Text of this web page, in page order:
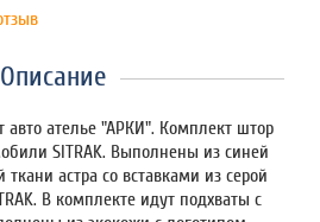
Описание
ателье "АРКИ". Комплект штор
SITRAK. Выполнены из синей
астра со вставками из серой
В комплекте идут подхваты с